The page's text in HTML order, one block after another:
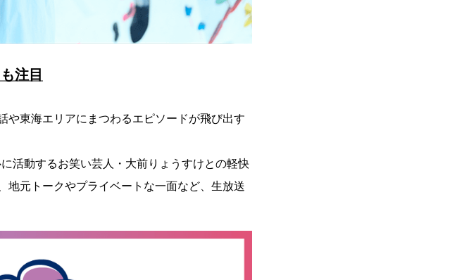
注目
や東海エリアにまつわるエピソードが飛び出す
活動するお笑い芸人・大前りょうすけとの軽快
地元トークやプライベートな一面など、生放送